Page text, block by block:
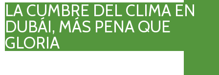
LA CUMBRE DEL CLIMA EN
DUBÁI, MÁS PENA QUE
GLORIA